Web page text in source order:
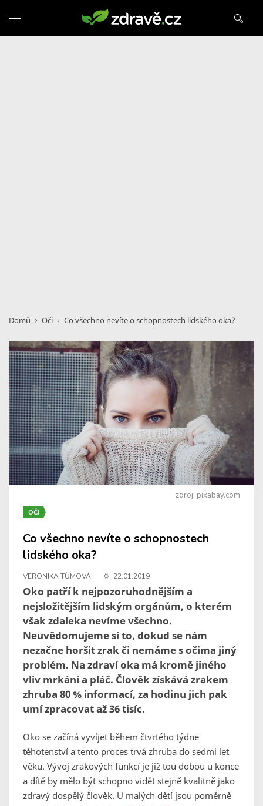
Domů Oči Co všechno nevíte o schopnostech lidského oka?
zdroj: pixabay.com
OČI
Co všechno nevíte o schopnostech
lidského oka?
VERONIKA TŮMOVÁ 22.01.2019
Oko patří k nejpozoruhodnějším a
nejsložitějším lidským orgánům, o kterém
však zdaleka nevíme všechno.
Neuvědomujeme si to, dokud se nám
nezačne horšit zrak či nemáme s očima jiný
problém. Na zdraví oka má kromě jiného
vliv mrkání a pláč. Člověk získává zrakem
zhruba 80 % informací, za hodinu jich pak
umí zpracovat až 36 tisíc.
Oko se začíná vyvíjet během čtvrtého týdne
těhotenství a tento proces trvá zhruba do sedmi let
věku. Vývoj zrakových funkcí je již tou dobou u konce
a dítě by mělo být schopno vidět stejně kvalitně jako
zdravý dospělý člověk. U malých dětí jsou poměrně